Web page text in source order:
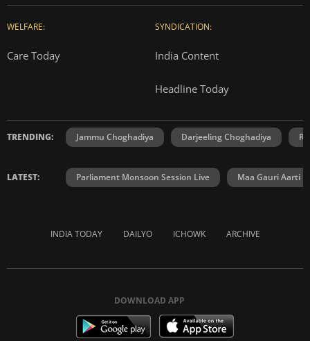
WELFARE:
Care Today
SYNDICATION:
India Content
Headline Today
TRENDING: Jammu Choghadiya Darjeeling Choghadiya
LATEST: Parliament Monsoon Session Live Maa Gauri Aarti
INDIA TODAY DAILYO ICHOWK ARCHIVE
DOWNLOAD APP